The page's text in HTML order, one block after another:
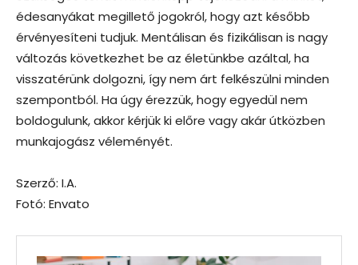
édesanyákat megillető jogokról, hogy azt később
érvényesíteni tudjuk. Mentálisan és fizikálisan is nagy
változás következhet be az életünkbe azáltal, ha
visszatérünk dolgozni, így nem árt felkészülni minden
szempontból. Ha úgy érezzük, hogy egyedül nem
boldogulunk, akkor kérjük ki előre vagy akár útközben
munkajogász véleményét.
Szerző: I.A.
Fotó: Envato